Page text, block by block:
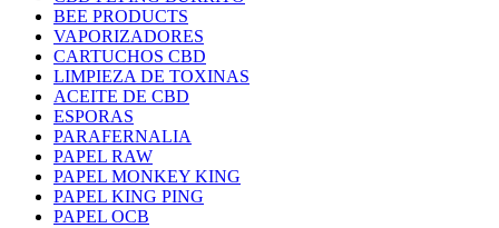
BEE PRODUCTS
VAPORIZADORES
CARTUCHOS CBD
LIMPIEZA DE TOXINAS
ACEITE DE CBD
ESPORAS
PARAFERNALIA
PAPEL RAW
PAPEL MONKEY KING
PAPEL KING PING
PAPEL OCB